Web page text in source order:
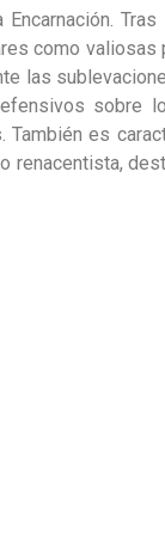
como valiosas
las
sobre
es
renacentista,